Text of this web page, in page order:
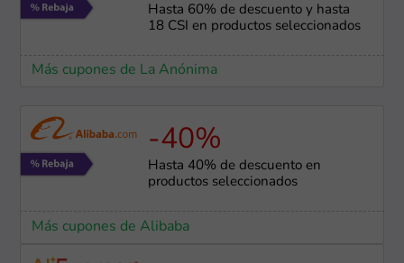
Hasta 60% de descuento y hasta
18 CSI en productos seleccionados
Más cupones de La Anónima
-40%
Hasta 40% de descuento en
productos seleccionados
Más cupones de Alibaba